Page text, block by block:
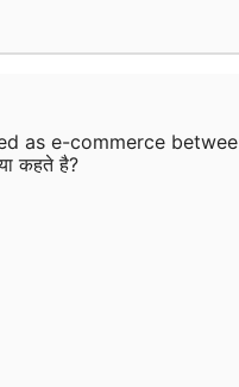
as e-commerce
कहते है?